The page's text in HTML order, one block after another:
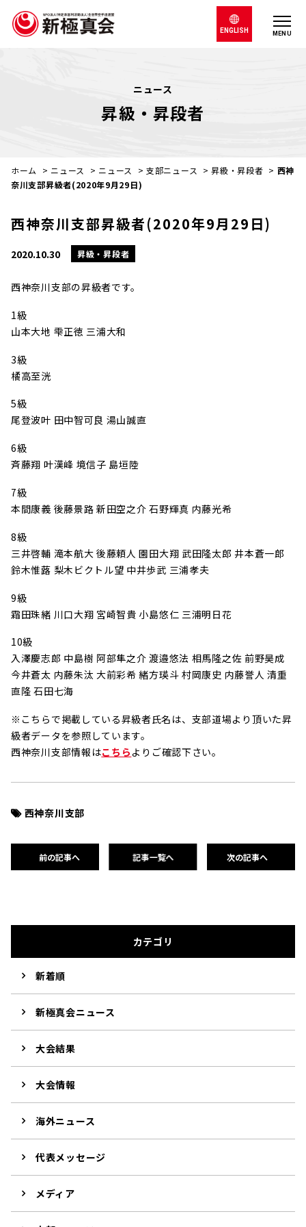
MENU
ENGLISH
ニュース
昇級・昇段者
ホーム > ニュース > ニュース >支部ニュース >昇級・昇段者 > 西神
奈川支部昇級者(2020年9月29日)
西神奈川支部昇級者(2020年9月29日)
2020.10.30 昇級・昇段者
西神奈川支部の昇級者です。
1級
山本大地 雫正徳 三浦大和
3級
橘高至洸
5級
尾登波叶 田中智可良 湯山誠直
6級
斉藤翔 叶漢峰 境信子 島垣陸
7級
本間康義 後藤景路 新田空之介 石野輝真 内藤光希
8級
三井啓輔 滝本航大 後藤頼人 園田大翔 武田隆太郎 井本蒼一郎
鈴木惟蕗 梨木ビクトル望 中井歩武 三浦孝夫
9級
霜田珠緒 川口大翔 宮崎智貴 小島悠仁 三浦明日花
10級
入澤慶志郎 中島樹 阿部隼之介 渡邉悠法 相馬隆之佐 前野昊成
今井蒼太 内藤朱汰 大前彩希 緒方瑛斗 村岡康史 内藤誉人 清重
直隆 石田七海
※こちらで掲載している昇級者氏名は、支部道場より頂いた昇
級者データを参照しています。
西神奈川支部情報はこちら よりご確認下さい。
西神奈川支部
前の記事へ 記事一覧へ 次の記事へ
カテゴリ
新着順
新極真会ニュース
大会結果
大会情報
海外ニュース
代表メッセージ
メディア